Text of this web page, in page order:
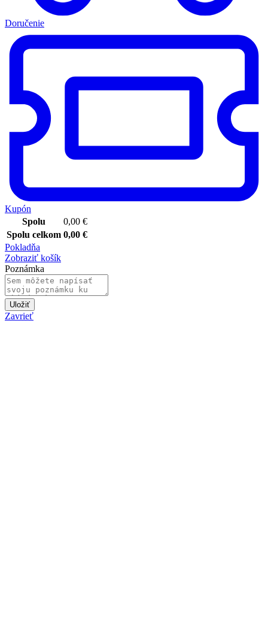
Doručenie
Kupón
Spolu
0,00 €
Spolu celkom 0,00 €
Pokladňa
Zobraziť košík
Poznámka
Uložiť
Zavrieť